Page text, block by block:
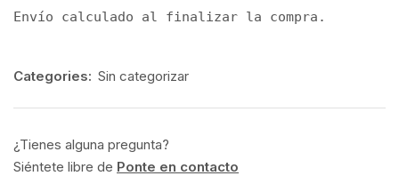
Envío calculado al finalizar la compra.
Categories: Sin categorizar
¿Tienes alguna pregunta?
Siéntete libre de Ponte en contacto